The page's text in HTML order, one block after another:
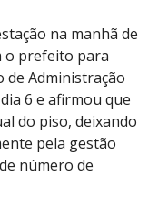
na manhã de
o prefeito para
de Administração
6 e afirmou que
do piso, deixando
pela gestão
número de